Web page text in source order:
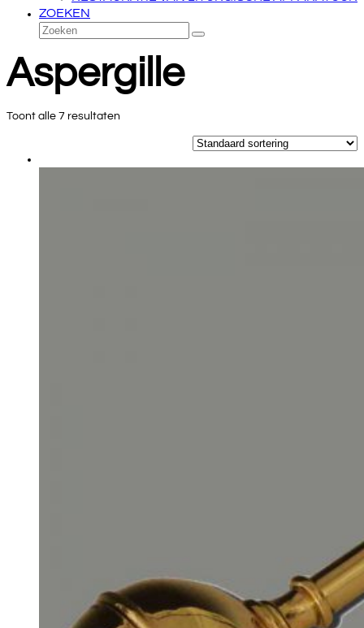
ZOEKEN
Zoeken
Verzenden
Aspergille
Toont alle 7 resultaten